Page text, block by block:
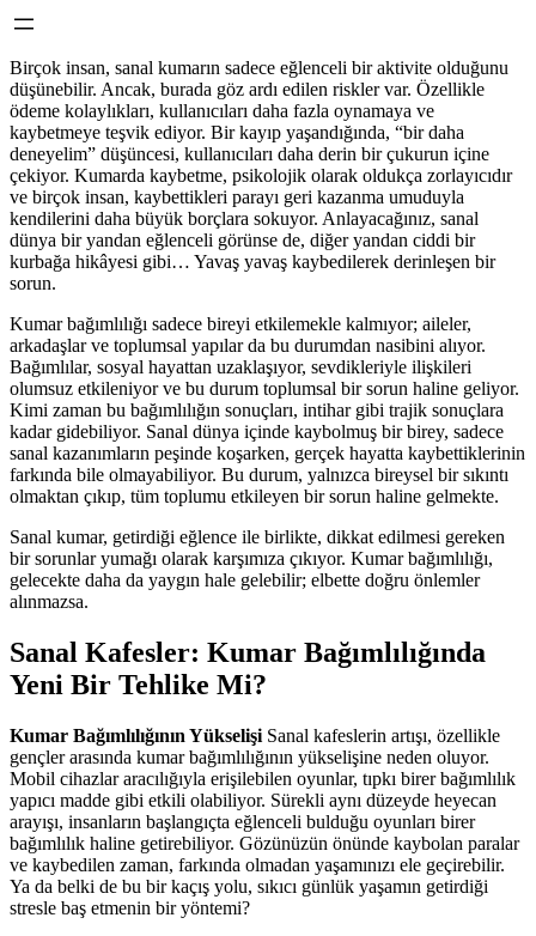
Birçok insan, sanal kumarın sadece eğlenceli bir aktivite olduğunu
düşünebilir. Ancak, burada göz ardı edilen riskler var. Özellikle
ödeme kolaylıkları, kullanıcıları daha fazla oynamaya ve
kaybetmeye teşvik ediyor. Bir kayıp yaşandığında, “bir daha
deneyelim” düşüncesi, kullanıcıları daha derin bir çukurun içine
çekiyor. Kumarda kaybetme, psikolojik olarak oldukça zorlayıcıdır
ve birçok insan, kaybettikleri parayı geri kazanma umuduyla
kendilerini daha büyük borçlara sokuyor. Anlayacağınız, sanal
dünya bir yandan eğlenceli görünse de, diğer yandan ciddi bir
kurbağa hikâyesi gibi… Yavaş yavaş kaybedilerek derinleşen bir
sorun.
Kumar bağımlılığı sadece bireyi etkilemekle kalmıyor; aileler,
arkadaşlar ve toplumsal yapılar da bu durumdan nasibini alıyor.
Bağımlılar, sosyal hayattan uzaklaşıyor, sevdikleriyle ilişkileri
olumsuz etkileniyor ve bu durum toplumsal bir sorun haline geliyor.
Kimi zaman bu bağımlılığın sonuçları, intihar gibi trajik sonuçlara
kadar gidebiliyor. Sanal dünya içinde kaybolmuş bir birey, sadece
sanal kazanımların peşinde koşarken, gerçek hayatta kaybettiklerinin
farkında bile olmayabiliyor. Bu durum, yalnızca bireysel bir sıkıntı
olmaktan çıkıp, tüm toplumu etkileyen bir sorun haline gelmekte.
Sanal kumar, getirdiği eğlence ile birlikte, dikkat edilmesi gereken
bir sorunlar yumağı olarak karşımıza çıkıyor. Kumar bağımlılığı,
gelecekte daha da yaygın hale gelebilir; elbette doğru önlemler
alınmazsa.
Sanal Kafesler: Kumar Bağımlılığında
Yeni Bir Tehlike Mi?
Kumar Bağımlılığının Yükselişi Sanal kafeslerin artışı, özellikle
gençler arasında kumar bağımlılığının yükselişine neden oluyor.
Mobil cihazlar aracılığıyla erişilebilen oyunlar, tıpkı birer bağımlılık
yapıcı madde gibi etkili olabiliyor. Sürekli aynı düzeyde heyecan
arayışı, insanların başlangıçta eğlenceli bulduğu oyunları birer
bağımlılık haline getirebiliyor. Gözünüzün önünde kaybolan paralar
ve kaybedilen zaman, farkında olmadan yaşamınızı ele geçirebilir.
Ya da belki de bu bir kaçış yolu, sıkıcı günlük yaşamın getirdiği
stresle baş etmenin bir yöntemi?